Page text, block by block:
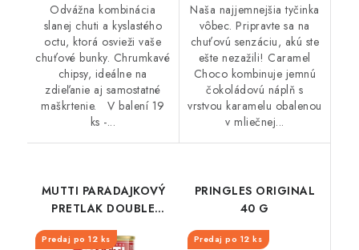
Odvážna kombinácia
slanej chuti a kyslastého
octu, ktorá osvieži vaše
chuťové bunky. Chrumkavé
chipsy, ideálne na
zdieľanie aj samostatné
maškrtenie. V balení 19
ks -...
Naša najjemnejšia tyčinka
vôbec. Pripravte sa na
chuťovú senzáciu, akú ste
ešte nezažili! Caramel
Choco kombinuje jemnú
čokoládovú náplň s
vrstvou karamelu obalenou
v mliečnej...
MUTTI PARADAJKOVÝ
PRETLAK DOUBLE
Predaj po 12 ks
PRINGLES ORIGINAL
40 G
Predaj po 12 ks